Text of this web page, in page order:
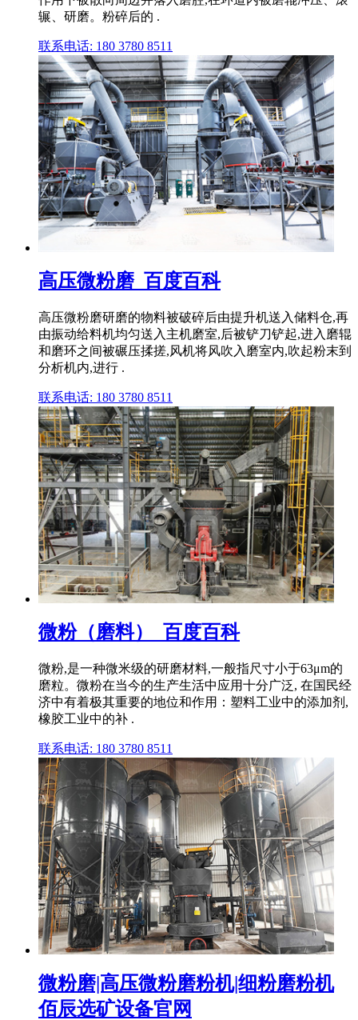
辗、研磨。粉碎后的 .
联系电话: 180 3780 8511
高压微粉磨_百度百科
高压微粉磨研磨的物料被破碎后由提升机送入储料仓,再
由振动给料机均匀送入主机磨室,后被铲刀铲起,进入磨辊
和磨环之间被碾压揉搓,风机将风吹入磨室内,吹起粉末到
分析机内,进行 .
联系电话: 180 3780 8511
微粉（磨料）_百度百科
微粉,是一种微米级的研磨材料,一般指尺寸小于63μm的
磨粒。微粉在当今的生产生活中应用十分广泛, 在国民经
济中有着极其重要的地位和作用：塑料工业中的添加剂,
橡胶工业中的补 .
联系电话: 180 3780 8511
微粉磨|高压微粉磨粉机|细粉磨粉机
佰辰选矿设备官网